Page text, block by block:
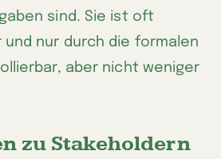
sind. Sie ist oft
nur durch die formalen
aber nicht weniger
zu Stakeholdern